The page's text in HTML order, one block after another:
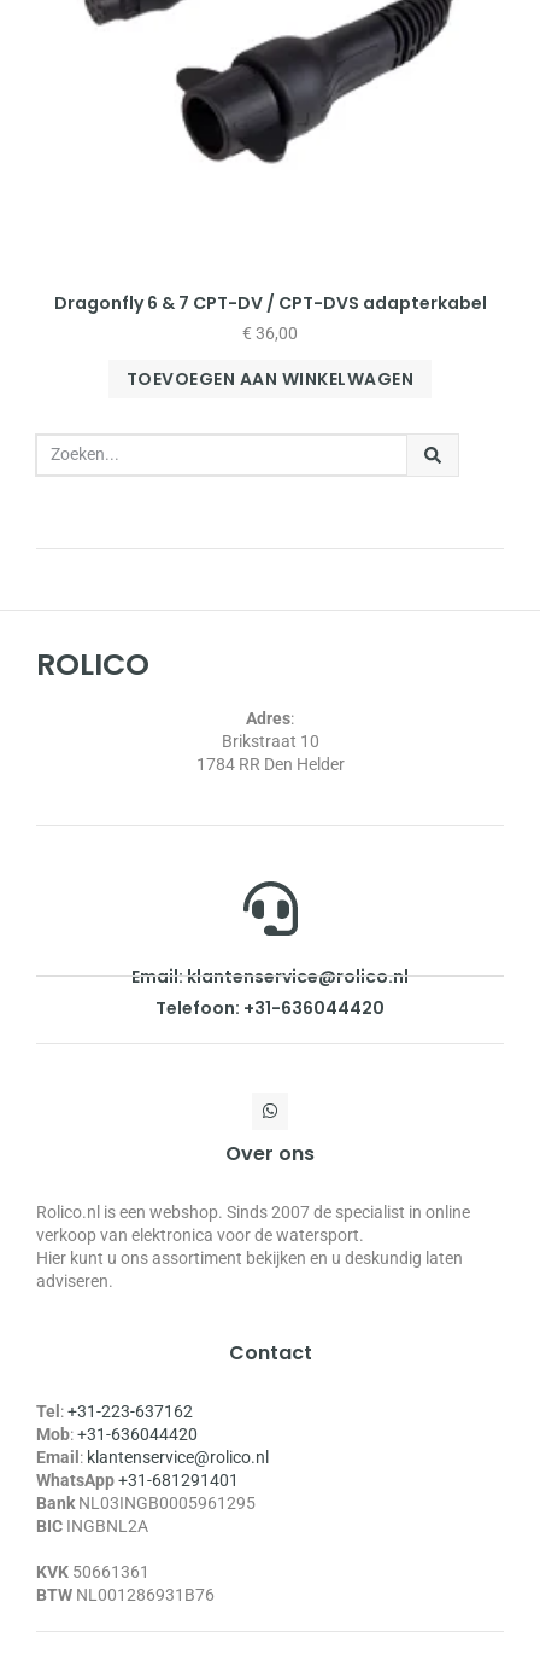
Dragonfly 6 & 7 CPT-DV / CPT-DVS adapterkabel
€ 36,00
TOEVOEGEN AAN WINKELWAGEN
ROLICO
Adres:
Brikstraat 10
1784 RR Den Helder
Email: klantenservice@rolico.nl
Telefoon: +31-636044420
Over ons
Rolico.nl is een webshop. Sinds 2007 de specialist in online
verkoop van elektronica voor de watersport.
Hier kunt u ons assortiment bekijken en u deskundig laten
adviseren.
Contact
Tel:+31-223-637162
Mob:+31-636044420
Email: klantenservice@rolico.nl
WhatsApp+31-681291401
Bank NL03INGB0005961295
BIC INGBNL2A
KVK 50661361
BTW NL001286931B76